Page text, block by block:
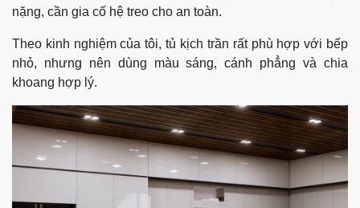
nặng, cần gia cố hệ treo cho an toàn.
Theo kinh nghiệm của tôi, tủ kịch trần rất phù hợp với bếp
nhỏ, nhưng nên dùng màu sáng, cánh phẳng và chia
khoang hợp lý.